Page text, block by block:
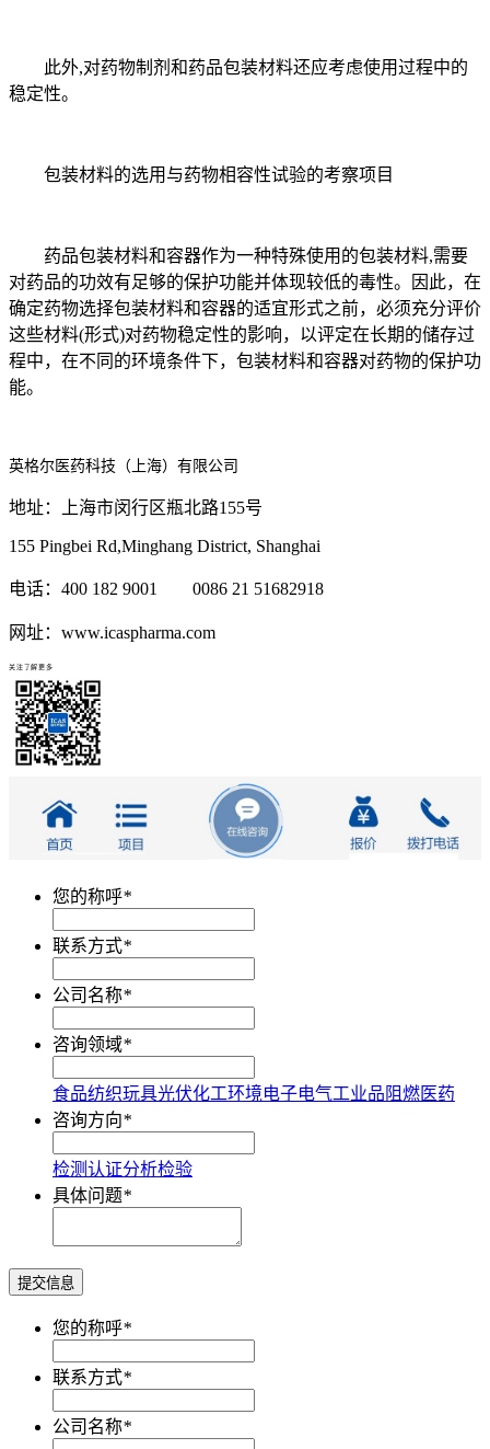
此外,对药物制剂和药品包装材料还应考虑使用过程中的
稳定性。
包装材料的选用与药物相容性试验的考察项目
药品包装材料和容器作为一种特殊使用的包装材料,需要
对药品的功效有足够的保护功能并体现较低的毒性。因此，在
确定药物选择包装材料和容器的适宜形式之前，必须充分评价
这些材料(形式)对药物稳定性的影响，以评定在长期的储存过
程中，在不同的环境条件下，包装材料和容器对药物的保护功
能。
英格尔医药科技（上海）有限公司
地址：上海市闵行区瓶北路155号
155 Pingbei Rd,Minghang District, Shanghai
电话：400 182 9001 0086 21 51682918
网址：www.icaspharma.com
关注了解更多
您的称呼*
联系方式*
公司名称*
咨询领域*
食品纺织玩具光伏化工环境电子电气工业品 阻燃医药
咨询方向*
检测认证分析检验
具体问题*
提交信息
您的称呼*
联系方式*
公司名称*